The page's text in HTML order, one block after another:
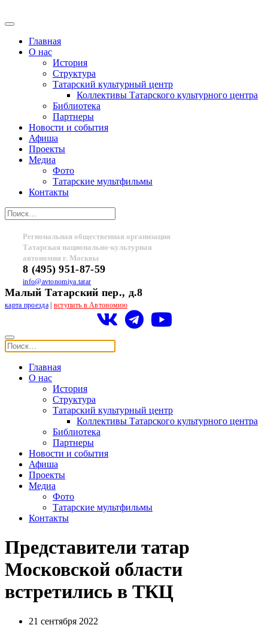
Главная
О нас
История
Структура
Татарский культурный центр
Коллективы Татарского культурного центра
Библиотека
Партнеры
Новости и события
Афиша
Проекты
Медиа
Фото
Татарские мультфильмы
Контакты
Региональная общественная организация
Татарская национально-культурная
автономия г. Москвы
8 (495) 951-87-59
info@avtonomiya.tatar
Малый Татарский пер., д.8
карта проезда| вступить в Автономию
Главная
О нас
История
Структура
Татарский культурный центр
Коллективы Татарского культурного центра
Библиотека
Партнеры
Новости и события
Афиша
Проекты
Медиа
Фото
Татарские мультфильмы
Контакты
Представители татар
Московской области
встретились в ТКЦ
21 сентября 2022